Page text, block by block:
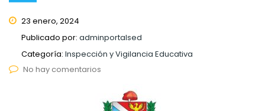
23 enero, 2024
Publicado por: adminportalsed
Categoría: Inspección y Vigilancia Educativa
No hay comentarios